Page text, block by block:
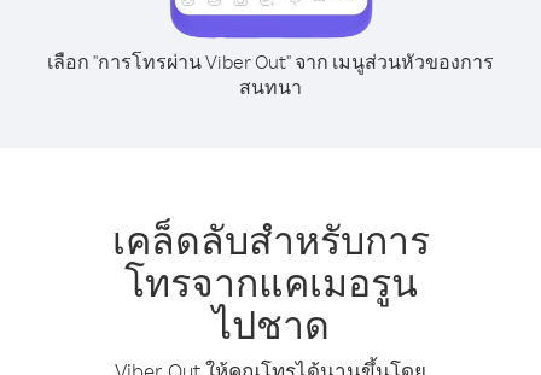
เลือก "การโทรผ่าน Viber Out" จาก เมนูส่วนหัวของการ
สนทนา
เคล็ดลับสำหรับการ
โทรจากแคเมอรูน
ไปชาด